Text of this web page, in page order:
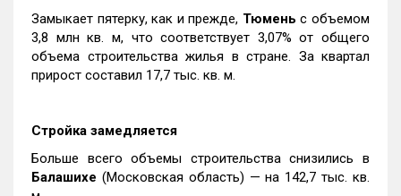
Замыкает пятерку, как и прежде, Тюмень с объемом
3,8 млн кв. м, что соответствует 3,07% от общего
объема строительства жилья в стране. За квартал
прирост составил 17,7 тыс. кв. м.
Стройка замедляется
Больше всего объемы строительства снизились в
Балашихе (Московская область) — на 142,7 тыс. кв.